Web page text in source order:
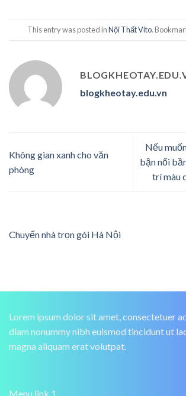
This entry was posted inNội Thất Vito.
blogkheotay.edu.vn
Không gian xanh cho văn
phòng
Nếu
bận nổi
trí màu
Chuyển nhà trọn gói Hà Nội
Lorem ipsum dolor sit amet, consectetuer
diam nonummy nibh euismod tincidunt ut
magna aliquam erat volutpat.
Menu link 1